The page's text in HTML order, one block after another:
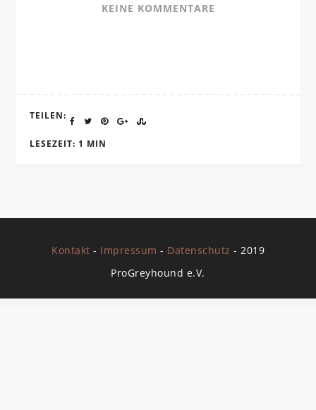
KEINE KOMMENTARE
TEILEN:
LESEZEIT: 1 MIN
Kontakt - Impressum - Datenschutz - 2019
ProGreyhound e.V.